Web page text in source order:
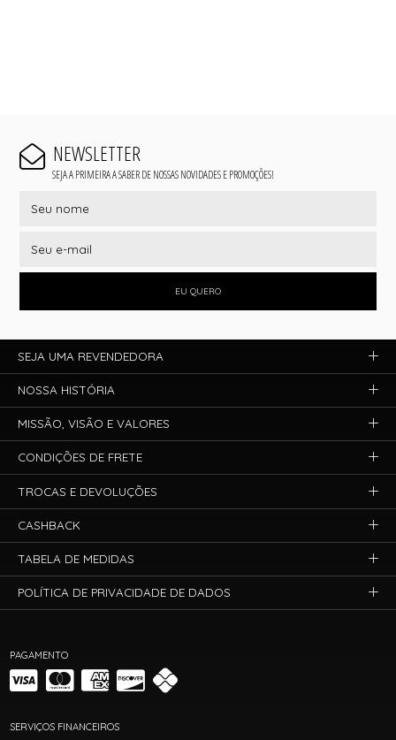
NEWSLETTER
SEJA A PRIMEIRA A SABER DE NOSSAS NOVIDADES E PROMOÇÕES!
EU QUERO
PAGAMENTO
SERVIÇOS FINANCEIROS
SEJA UMA REVENDEDORA
NOSSA HISTÓRIA
MISSÃO, VISÃO E VALORES
CONDIÇÕES DE FRETE
TROCAS E DEVOLUÇÕES
CASHBACK
TABELA DE MEDIDAS
POLÍTICA DE PRIVACIDADE DE DADOS